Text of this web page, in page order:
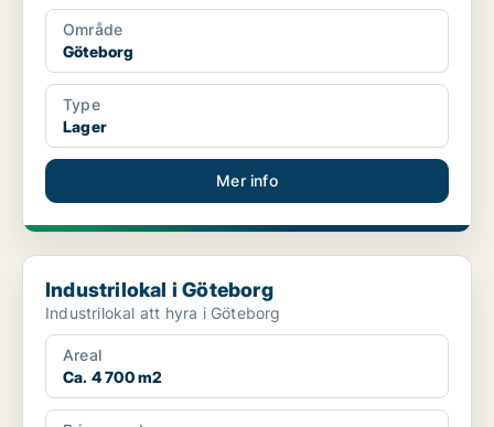
Område
Göteborg
Type
Lager
Mer info
Industrilokal i Göteborg
Industrilokal i Göteborg
Industrilokal att hyra i Göteborg
Areal
Ca. 4 700 m2